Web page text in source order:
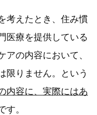
考えたとき、住み慣
医療を提供している
の内容において、
限りません。という
内容に、実際にはあ
す。